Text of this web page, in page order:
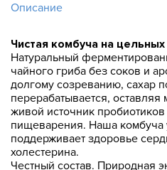
Описание
Чистая комбуча на цельных
Натуральный
чайного гриба без соков и
долгому созреванию, сахар
перерабатывается,
живой источник
пищеварения. Наша комбуча
поддерживает здоровье
холестерина.
Честный состав. Природная